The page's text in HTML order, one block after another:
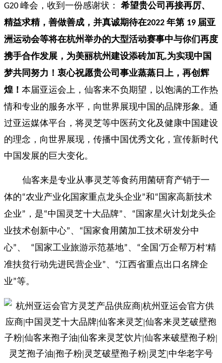
G20 峰会，收到一份感谢状： 希望贵公司再接再厉、
精益求精，善做善成，并真诚期待在2022 年第 19 届亚
洲运动会等将在杭州举办的大型活动赛事中与你们再度
携手合作发展，为美丽杭州建设添砖加瓦,为实现中国
梦共同努力！衷心祝愿贵公司事业蒸蒸日上，再创辉
煌！ 本届亚运会上，仙客来不负期望，以饱满的工作热
情和专业的服务水平，向世界展现中国的品牌形象。通
过亚运媒体平台，将灵芝等中医药文化及健康中国建设
的理念，向世界展现，传播中国优秀文化，宣传新时代
中国发展的巨大变化。
仙客来是专业从事灵芝等食药用菌研育产销于一
体的“农业产业化国家重点龙头企业”和“ 国家高新技术
企业” ，是“中国灵芝十大品牌”、 “ 国家星火计划龙头企
业技术创新中心”、 “ 国家食用菌加工技术研发分中
心”、 “ 国家工业旅游示范基地”、 “全国 ‘万企帮万村’精
准扶贫行动先进民营企业”、 “江西省重点出口名牌企
业”等。